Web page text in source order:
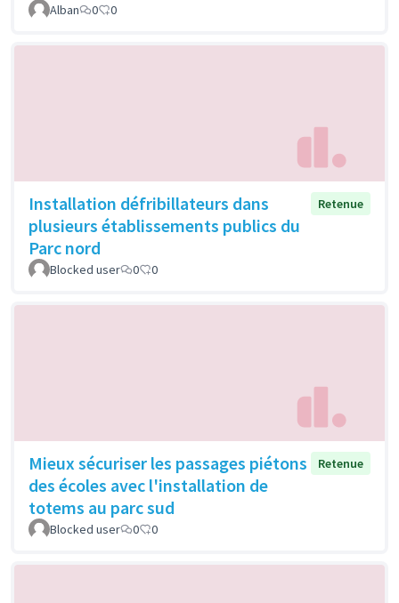
Alban 0 0
Installation défribillateurs dans
plusieurs établissements publics du
Parc nord
Retenue
Blocked user 0 0
Mieux sécuriser les passages piétons
des écoles avec l'installation de
totems au parc sud
Retenue
Blocked user 0 0